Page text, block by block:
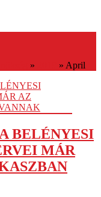
» » April
BELÉNYESI
MÁR